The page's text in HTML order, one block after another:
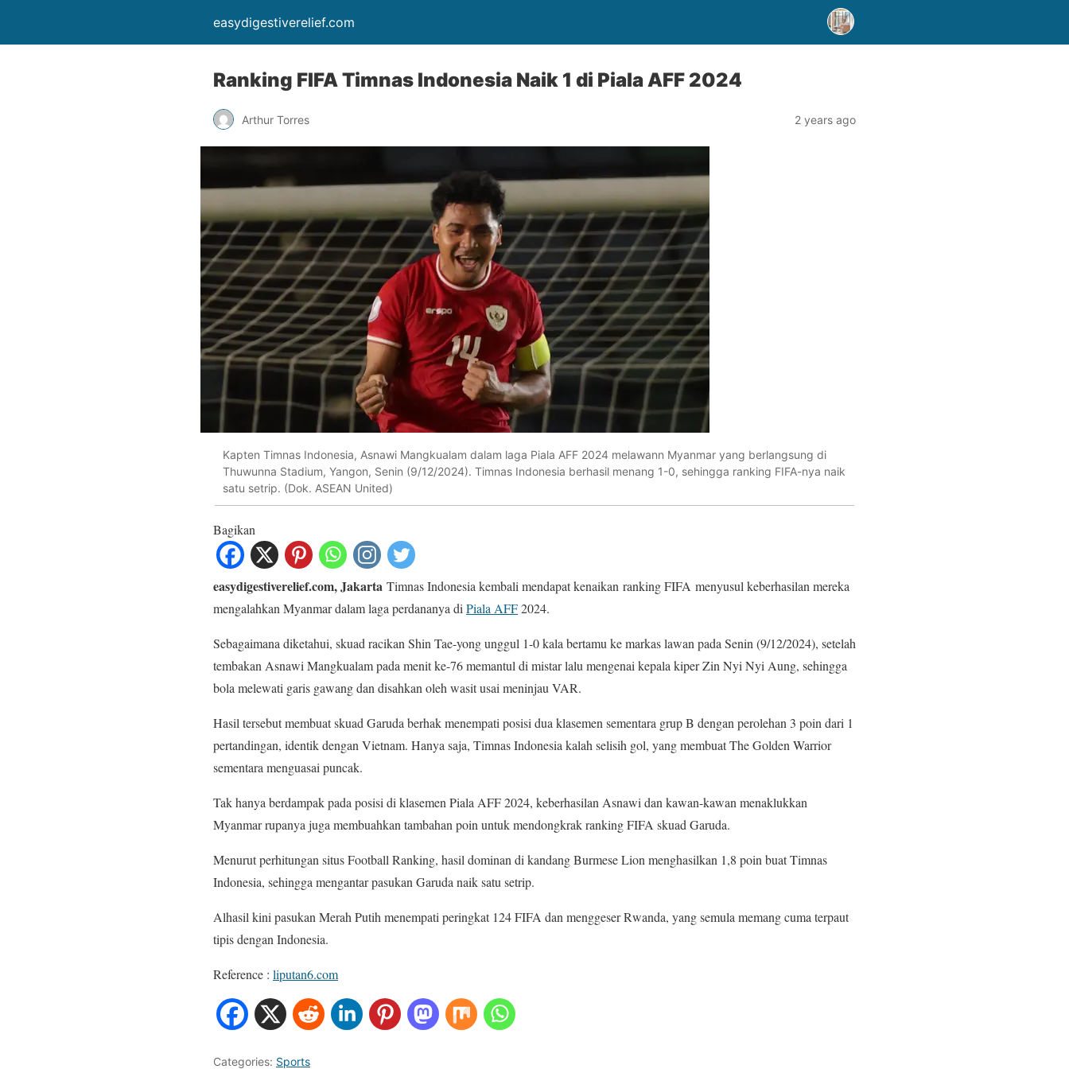
easydigestiverelief.com
Ranking FIFA Timnas Indonesia Naik 1 di Piala AFF 2024
Arthur Torres 2 years ago
Kapten Timnas Indonesia, Asnawi Mangkualam dalam laga Piala AFF 2024 melawann Myanmar yang berlangsung di
Thuwunna Stadium, Yangon, Senin (9/12/2024). Timnas Indonesia berhasil menang 1-0, sehingga ranking FIFA-nya naik
satu setrip. (Dok. ASEAN United)
Bagikan
easydigestiverelief.com, Jakarta Timnas Indonesia kembali mendapat kenaikan ranking FIFA menyusul keberhasilan mereka
mengalahkan Myanmar dalam laga perdananya di Piala AFF2024.
Sebagaimana diketahui, skuad racikan Shin Tae-yong unggul 1-0 kala bertamu ke markas lawan pada Senin (9/12/2024), setelah
tembakan Asnawi Mangkualam pada menit ke-76 memantul di mistar lalu mengenai kepala kiper Zin Nyi Nyi Aung, sehingga
bola melewati garis gawang dan disahkan oleh wasit usai meninjau VAR.
Hasil tersebut membuat skuad Garuda berhak menempati posisi dua klasemen sementara grup B dengan perolehan 3 poin dari 1
pertandingan, identik dengan Vietnam. Hanya saja, Timnas Indonesia kalah selisih gol, yang membuat The Golden Warrior
sementara menguasai puncak.
Tak hanya berdampak pada posisi di klasemen Piala AFF 2024, keberhasilan Asnawi dan kawan-kawan menaklukkan
Myanmar rupanya juga membuahkan tambahan poin untuk mendongkrak ranking FIFA skuad Garuda.
Menurut perhitungan situs Football Ranking, hasil dominan di kandang Burmese Lion menghasilkan 1,8 poin buat Timnas
Indonesia, sehingga mengantar pasukan Garuda naik satu setrip.
Alhasil kini pasukan Merah Putih menempati peringkat 124 FIFA dan menggeser Rwanda, yang semula memang cuma terpaut
tipis dengan Indonesia.
Reference : liputan6.com
Categories: Sports